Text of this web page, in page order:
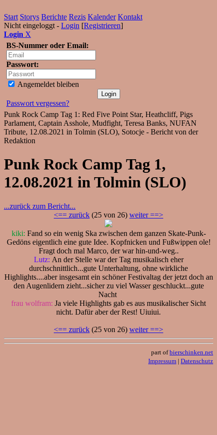
Start Storys Berichte Rezis Kalender Kontakt
Nicht eingeloggt - Login [Registrieren]
Login X
BS-Nummer oder Email:
Passwort:
Angemeldet bleiben
Passwort vergessen?
Punk Rock Camp Tag 1: Red Five Point Star, Heathcliff, Pigs
Parlament, Captain Asshole, Mudfight, Teresa Banks, NUFAN
Tribute, 12.08.2021 in Tolmin (SLO), Sotocje - Bericht von der
Redaktion
Punk Rock Camp Tag 1,
12.08.2021 in Tolmin (SLO)
...zurück zum Bericht...
<== zurück (25 von 26) weiter ==>
kiki: Fand so ein wenig Ska zwischen dem ganzen Skate-Punk-
Gedöns eigentlich eine gute Idee. Kopfnicken und Fußwippen ole!
Fragt doch mal Marco, der war hin-und-weg..
Lutz: An der Stelle war der Tag musikalisch eher
durchschnittlich...gute Unterhaltung, ohne wirkliche
Highlights....aber insgesamt ein schöner Festivaltag der jetzt doch an
den Augenlidern zieht...sicher zu viel Wasser geschluckt...gute
Nacht
frau wolfram: Ja viele Highlights gab es aus musikalischer Sicht
nicht. Dafür aber der Rest! Uiuiui.
<== zurück (25 von 26) weiter ==>
part ofbierschinken.net
Impressum | Datenschutz